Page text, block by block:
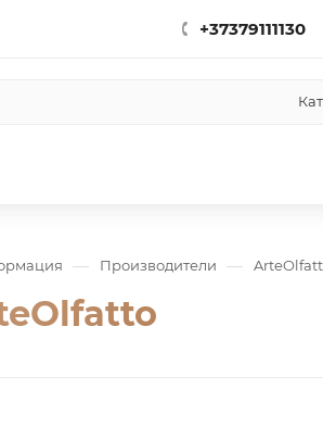
+37379111130
— Производители —